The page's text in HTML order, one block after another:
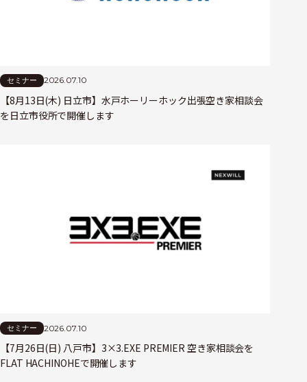
セミナー 2026.07.10
【8月13日(木) 日立市】水戸ホーリーホック出張空き家相談会
を日立市役所で開催します
セミナー 2026.07.10
【7月26日(日) 八戸市】3×3.EXE PREMIER 空き家相談会を
FLAT HACHINOHEで開催します